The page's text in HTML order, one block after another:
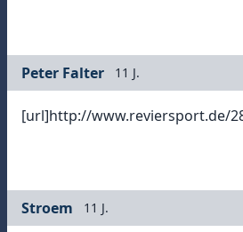
Peter Falter 11 J.
[url]http://www.reviersport.de/
Stroem 11 J.